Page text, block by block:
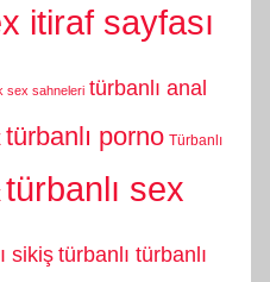
itiraf sayfası
sex sahneleri türbanlı anal
türbanlı porno Türbanlı
türbanlı sex
sikiş türbanlı türbanlı